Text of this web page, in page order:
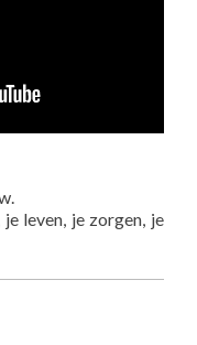
leven, je zorgen, je